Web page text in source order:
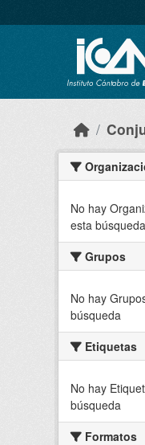
No hay
esta búsqueda
Grupos
No hay
búsqueda
Etiquetas
No hay
búsqueda
Formatos